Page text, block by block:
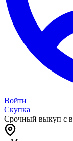
Войти
Скупка
Срочный выкуп с